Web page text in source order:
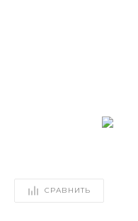
СРАВНИТЬ